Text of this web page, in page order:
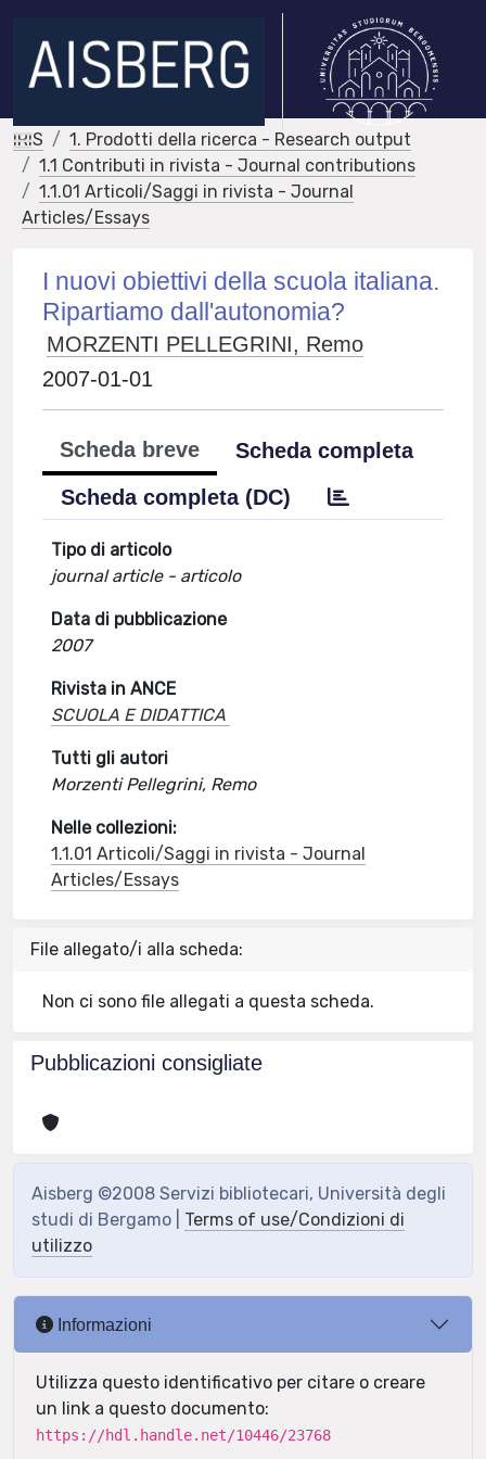
IRIS
1. Prodotti della ricerca - Research output
1.1 Contributi in rivista - Journal contributions
1.1.01 Articoli/Saggi in rivista - Journal
Articles/Essays
I nuovi obiettivi della scuola italiana.
Ripartiamo dall'autonomia?
MORZENTI PELLEGRINI, Remo
2007-01-01
Scheda breve
Scheda completa
Scheda completa (DC)
Tipo di articolo
journal article - articolo
Data di pubblicazione
2007
Rivista in ANCE
SCUOLA E DIDATTICA
Tutti gli autori
Morzenti Pellegrini, Remo
Nelle collezioni:
1.1.01 Articoli/Saggi in rivista - Journal
Articles/Essays
File allegato/i alla scheda:
Non ci sono file allegati a questa scheda.
Pubblicazioni consigliate
Aisberg ©2008 Servizi bibliotecari, Università degli
studi di Bergamo | Terms of use/Condizioni di
utilizzo
Informazioni
Utilizza questo identificativo per citare o creare
un link a questo documento:
https://hdl.handle.net/10446/23768